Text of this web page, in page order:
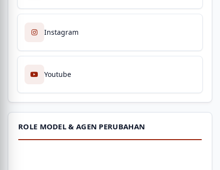
Instagram
Youtube
ROLE MODEL & AGEN PERUBAHAN